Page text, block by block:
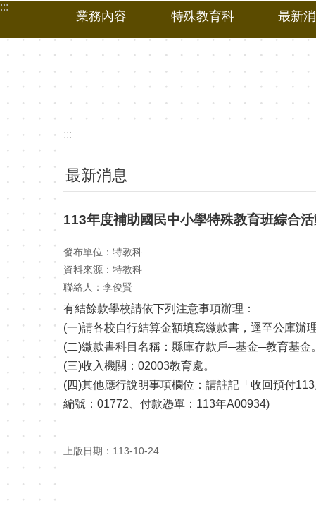
跳到主要內容區塊
:::
業務內容 特殊教育科 最新
:::
最新消息
113年度補助國民中小學特殊教育班綜合
發布單位：特教科
資料來源：特教科
聯絡人：李俊賢
有結餘款學校請依下列注意事項辦理：
(一)請各校自行結算金額填寫繳款書，逕至公庫辦
(二)繳款書科目名稱：縣庫存款戶─基金─教育基金。
(三)收入機關：02003教育處。
(四)其他應行說明事項欄位：請註記「收回預付
編號：01772、付款憑單：113年A00934)
上版日期：113-10-24